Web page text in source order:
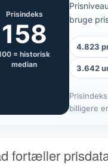
Prisindeks
158
= historisk
median
bruge
4.823
3.642
billigere
fortæller